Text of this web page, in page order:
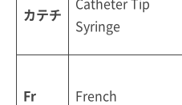
カテチ
Syringe
Fr French